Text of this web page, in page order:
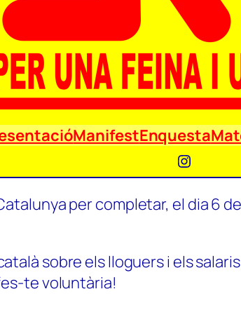
ManifestEnquesta
per completar, el dia 6
sobre els lloguers i els
te voluntària!